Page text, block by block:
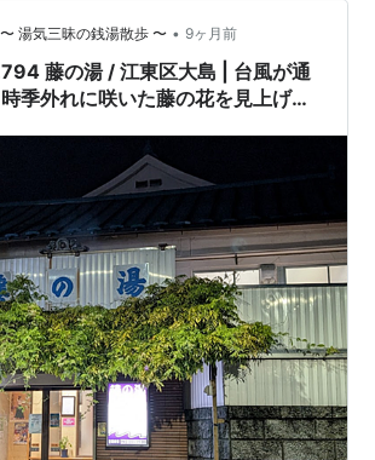
いいって話読んだので（何読んでるん
だったんだが、これがいいんですね。
呂の他に、檜風呂。ちょっとぬるめで
る。入って、休んで、を繰…
湯気三昧の銭湯散歩 〜 • 9ヶ月前
藤の湯 / 江東区大島 | 台風が通
季外れに咲いた藤の花を見上げて